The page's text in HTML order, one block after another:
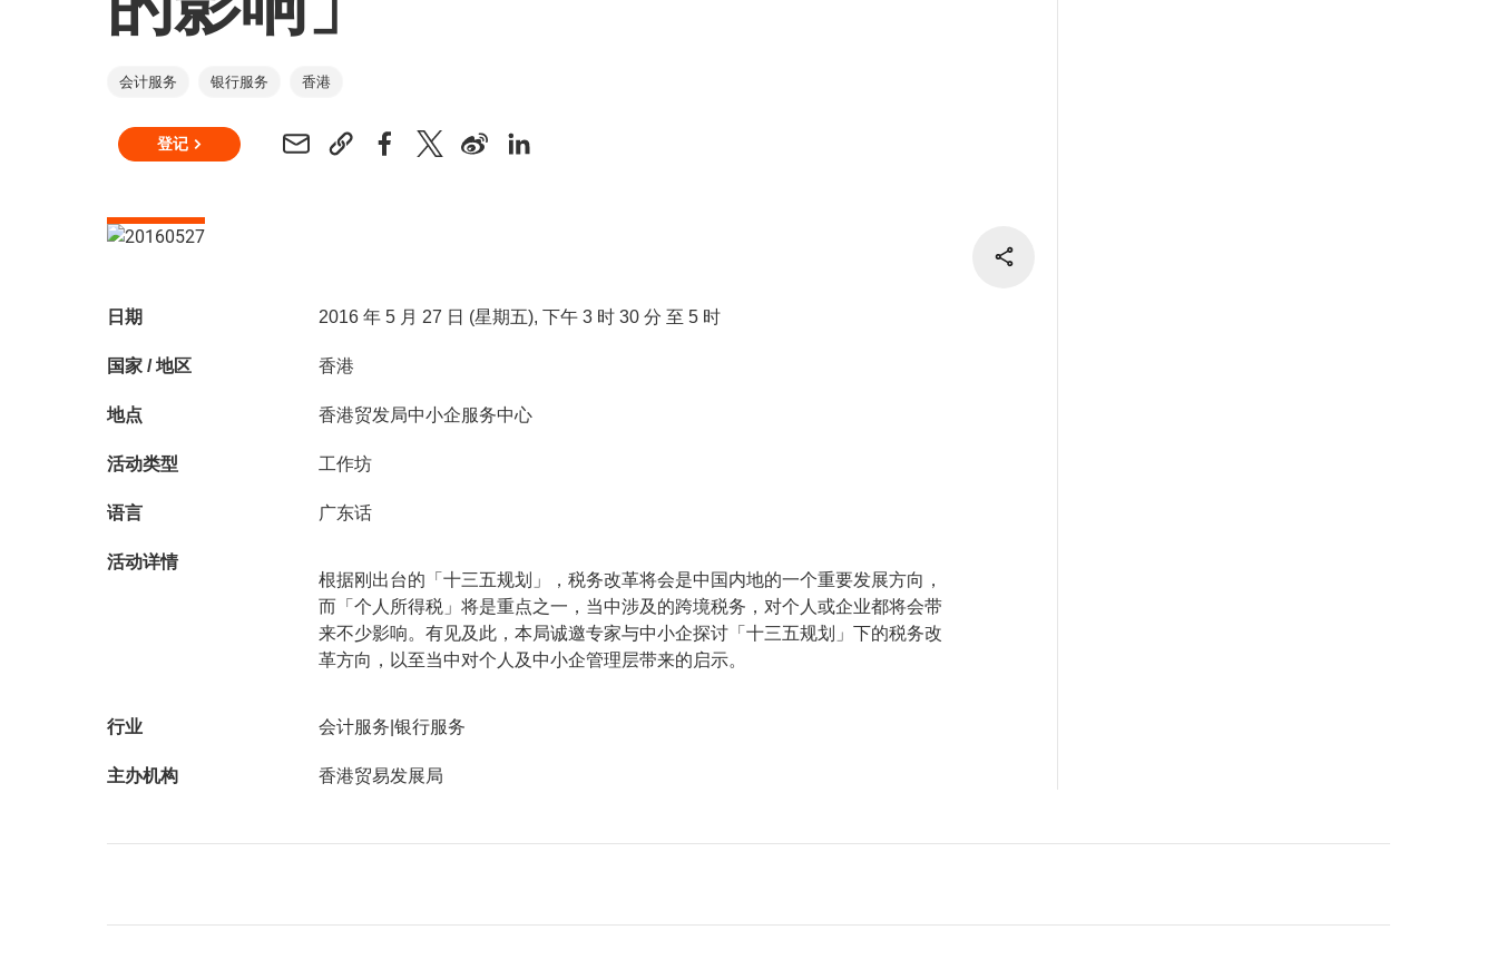
会计服务 银行服务 香港
登记
日期 2016 年 5 月 27 日 (星期五), 下午 3 时 30 分 至 5 时
国家 / 地区 香港
地点 香港贸发局中小企服务中心
活动类型 工作坊
语言 广东话
活动详情
根据刚出台的「十三五规划」，税务改革将会是中国内地的一个重要发展方向，
而「个人所得税」将是重点之一，当中涉及的跨境税务，对个人或企业都将会带
来不少影响。有见及此，本局诚邀专家与中小企探讨「十三五规划」下的税务改
革方向，以至当中对个人及中小企管理层带来的启示。
行业 会计服务|银行服务
主办机构 香港贸易发展局